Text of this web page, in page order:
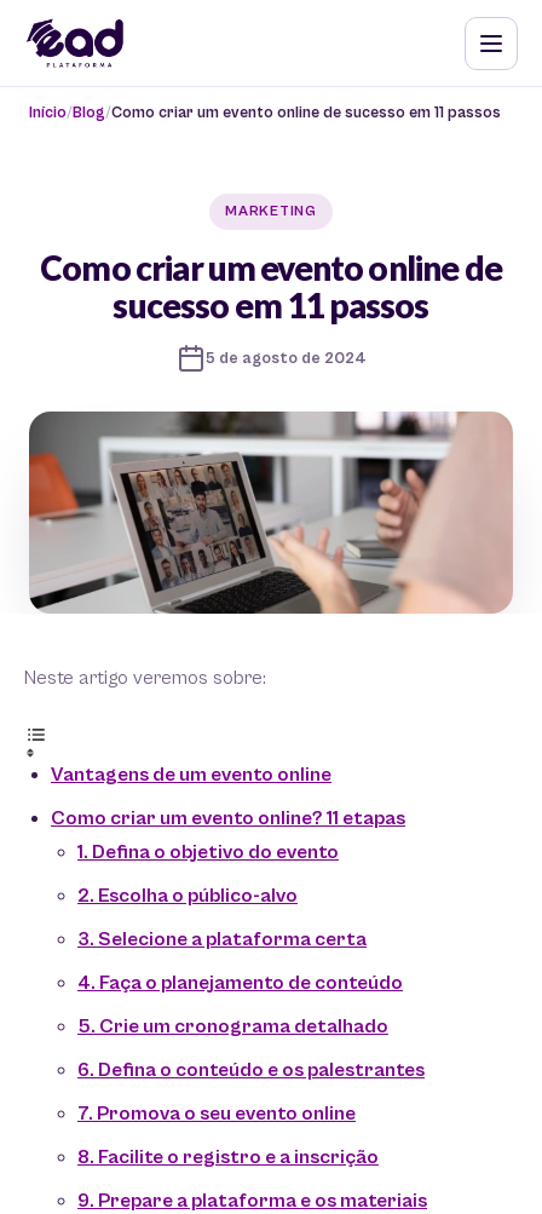
Início Blog Como criar um evento online de sucesso em 11 passos
MARKETING
Como criar um evento online de
sucesso em 11 passos
5 de agosto de 2024
Neste artigo veremos sobre:
Vantagens de um evento online
Como criar um evento online? 11 etapas
1. Defina o objetivo do evento
2. Escolha o público-alvo
3. Selecione a plataforma certa
4. Faça o planejamento de conteúdo
5. Crie um cronograma detalhado
6. Defina o conteúdo e os palestrantes
7. Promova o seu evento online
8. Facilite o registro e a inscrição
9. Prepare a plataforma e os materiais